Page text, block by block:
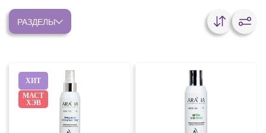
РАЗДЕЛЫ
ХИТ
МАСТ
ХЭВ